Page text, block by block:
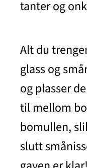
tanter og
Alt du
glass og
og plasser
til mellom
bomullen,
slutt